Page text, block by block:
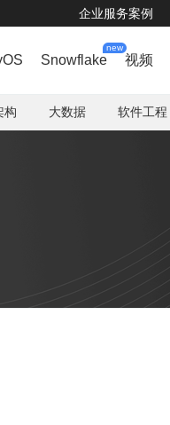
企业服务案例
Snowflake
new
视频
构 大数据 软件工程